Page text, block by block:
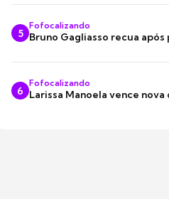
5
Fofocalizando
Bruno Gagliasso recua
6
Fofocalizando
Larissa Manoela vence